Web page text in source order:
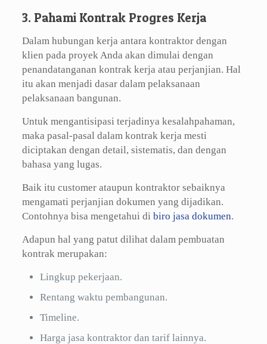
3. Pahami Kontrak Progres Kerja
Dalam hubungan kerja antara kontraktor dengan
klien pada proyek Anda akan dimulai dengan
penandatanganan kontrak kerja atau perjanjian. Hal
itu akan menjadi dasar dalam pelaksanaan
pelaksanaan bangunan.
Untuk mengantisipasi terjadinya kesalahpahaman,
maka pasal-pasal dalam kontrak kerja mesti
diciptakan dengan detail, sistematis, dan dengan
bahasa yang lugas.
Baik itu customer ataupun kontraktor sebaiknya
mengamati perjanjian dokumen yang dijadikan.
Contohnya bisa mengetahui di biro jasa dokumen.
Adapun hal yang patut dilihat dalam pembuatan
kontrak merupakan:
Lingkup pekerjaan.
Rentang waktu pembangunan.
Timeline.
Harga jasa kontraktor dan tarif lainnya.